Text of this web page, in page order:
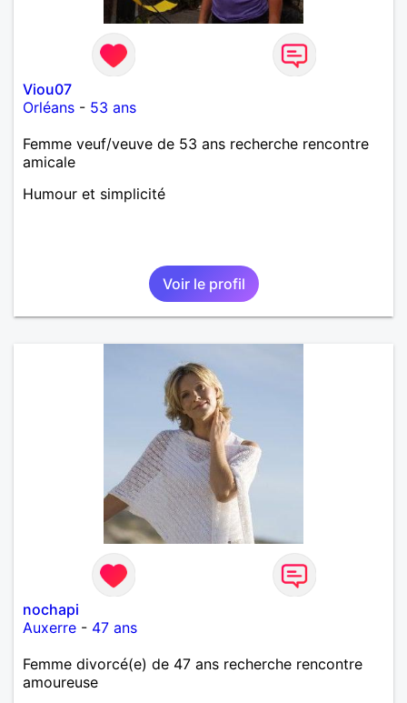
Viou07
Orléans - 53 ans
Femme veuf/veuve de 53 ans recherche rencontre
amicale
Humour et simplicité
Voir le profil
nochapi
Auxerre - 47 ans
Femme divorcé(e) de 47 ans recherche rencontre
amoureuse